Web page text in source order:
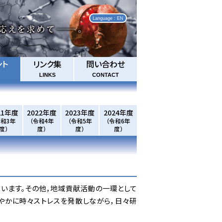
Language : EN
リンク集
LINKS
問い合わせ
CONTACT
年度
和3年
）
2022年度
（令和4年
度）
2023年度
（令和5年
度）
2024年度
（令和6年
度）
す。その他，地域貢献活動の一環として
かに時々ストレスを発散しながら，日々研